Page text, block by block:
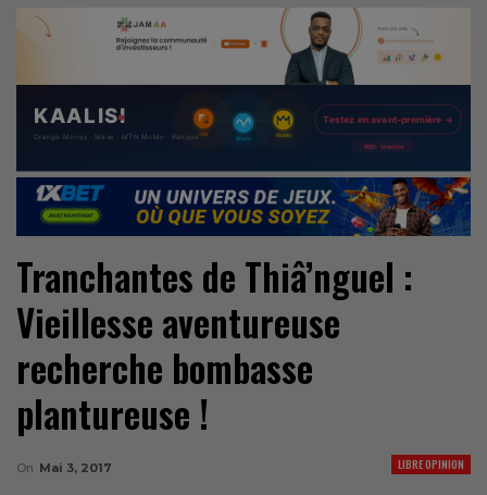
Tranchantes de Thiâ’nguel :
Vieillesse aventureuse
recherche bombasse
plantureuse !
LIBRE OPINION
On Mai 3, 2017